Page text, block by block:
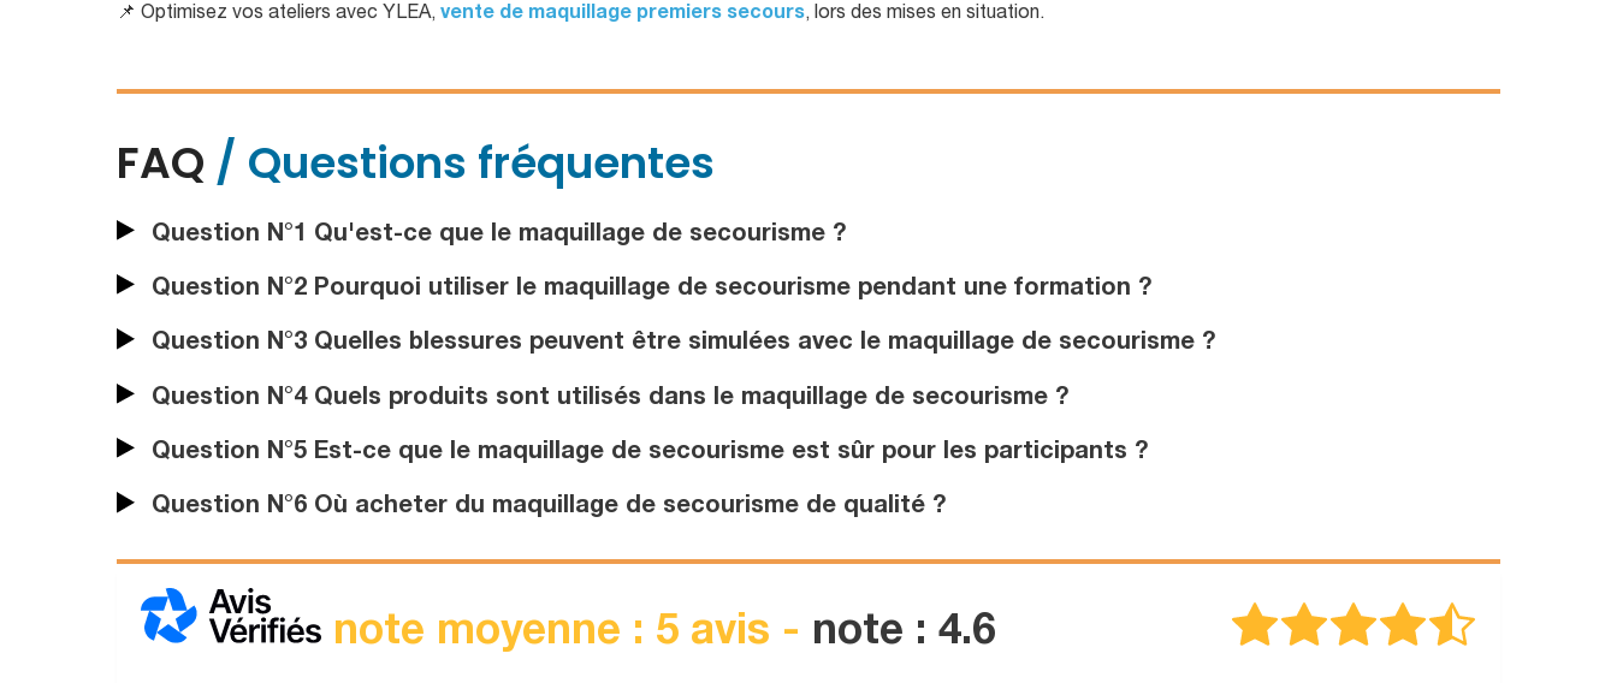
📌 Optimisez vos ateliers avec YLEA, vente de maquillage premiers secours, lors des mises en situation.
FAQ / Questions fréquentes
Question N°1 Qu'est-ce que le maquillage de secourisme ?
Question N°2 Pourquoi utiliser le maquillage de secourisme pendant une formation ?
Question N°3 Quelles blessures peuvent être simulées avec le maquillage de secourisme ?
Question N°4 Quels produits sont utilisés dans le maquillage de secourisme ?
Question N°5 Est-ce que le maquillage de secourisme est sûr pour les participants ?
Question N°6 Où acheter du maquillage de secourisme de qualité ?
note moyenne : 5 avis - note : 4.6